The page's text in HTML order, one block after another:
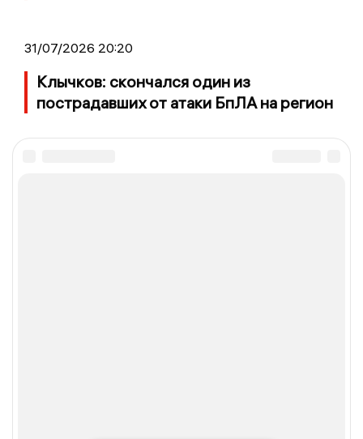
31/07/2026 20:20
Клычков: скончался один из
пострадавших от атаки БпЛА на регион